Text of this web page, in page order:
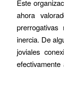
Este
ahora
inercia. De
joviales